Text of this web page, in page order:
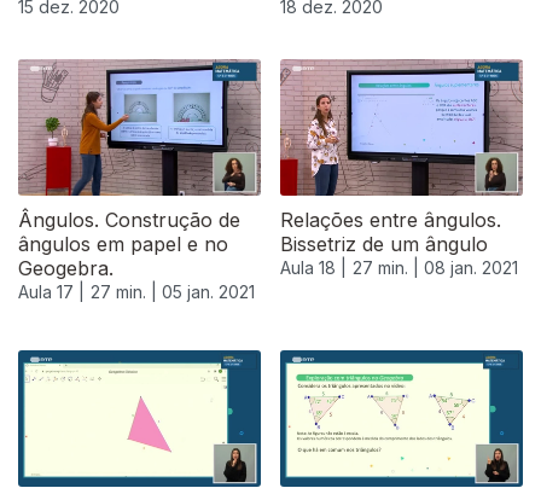
15 dez. 2020
18 dez. 2020
Ângulos. Construção de
ângulos em papel e no
Geogebra.
Aula 17 | 27 min. | 05 jan. 2021
Relações entre ângulos.
Bissetriz de um ângulo
Aula 18 | 27 min. | 08 jan. 2021